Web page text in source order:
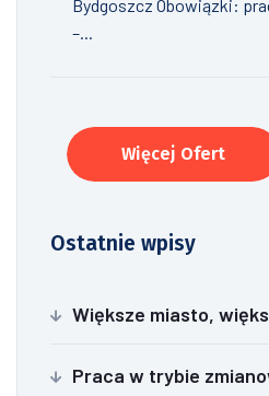
Bydgoszcz Obowiązki:
–...
Więcej Ofert
Ostatnie wpisy
Większe miasto,
Praca w trybie